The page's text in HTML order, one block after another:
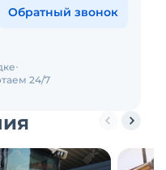
Обратный звонок
24/7